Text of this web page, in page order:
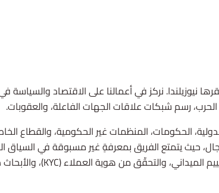
نيوزيلندا. نركز في أعمالنا على الاقتصاد والسياسة
رسم شبكات علاقات الجهات الفاعلة، والعقوبات.
الحكومات، المنظمات غير الحكومية، والقطاع
حيث يتمتع الفريق بمعرفةٍ غير مسبوقة في